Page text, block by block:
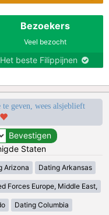
Bezoekers
Veel bezocht
Het beste Filippijnen
geven, wees alsjeblieft
Staten
Arizona Dating Arkansas
Forces Europe, Middle East,
Dating Columbia